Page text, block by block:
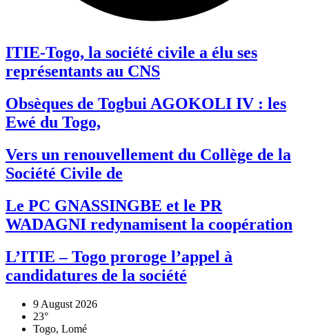
ITIE-Togo, la société civile a élu ses
représentants au CNS
Obsèques de Togbui AGOKOLI IV : les
Ewé du Togo,
Vers un renouvellement du Collège de la
Société Civile de
Le PC GNASSINGBE et le PR
WADAGNI redynamisent la coopération
L’ITIE – Togo proroge l’appel à
candidatures de la société
9 August 2026
23°
Togo, Lomé